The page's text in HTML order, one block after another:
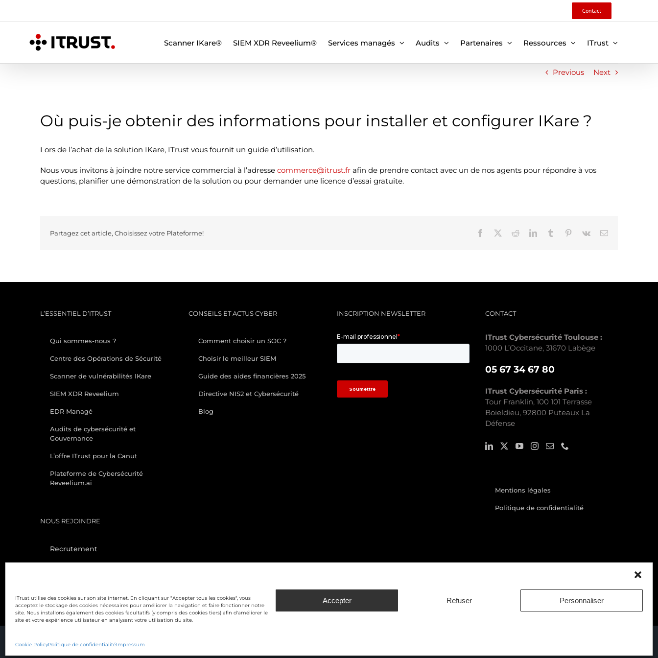
ITrust utilise des cookies sur son site internet. En cliquant sur "Accepter tous les cookies", vous
acceptez le stockage des cookies nécessaires pour améliorer la navigation et faire fonctionner notre
site. Nous installons également des cookies facultatifs (y compris des cookies tiers) afin d'améliorer le
site et votre expérience utilisateur en analysant votre utilisation du site.
Accepter Refuser Personnaliser
Cookie PolicyPolitique de confidentialitéImpressum
Contact
Scanner IKare® SIEM XDR Reveelium® Services managés Audits Partenaires Ressources ITrust
Previous Next
Où puis-je obtenir des informations pour installer et configurer IKare ?
Lors de l’achat de la solution IKare, ITrust vous fournit un guide d’utilisation.
Nous vous invitons à joindre notre service commercial à l’adresse commerce@itrust.fr afin de prendre contact avec un de nos agents pour répondre à vos
questions, planifier une démonstration de la solution ou pour demander une licence d’essai gratuite.
Partagez cet article, Choisissez votre Plateforme! Facebook RedditLinkedInTumblr Pinterest
Vk Email
L’ESSENTIEL D’ITRUST
Qui sommes-nous ?
Centre des Opérations de Sécurité
Scanner de vulnérabilités IKare
SIEM XDR Reveelium
EDR Managé
Audits de cybersécurité et
Gouvernance
L’offre ITrust pour la Canut
Plateforme de Cybersécurité
Reveelium.ai
NOUS REJOINDRE
Recrutement
souveraine – French XDR
CONSEILS ET ACTUS CYBER
Comment choisir un SOC ?
Choisir le meilleur SIEM
Guide des aides financières 2025
Directive NIS2 et Cybersécurité
Blog
INSCRIPTION NEWSLETTER CONTACT
ITrust Cybersécurité Toulouse :
1000 L’Occitane, 31670 Labège
05 67 34 67 80
ITrust Cybersécurité Paris :
Tour Franklin, 100 101 Terrasse
Boieldieu, 92800 Puteaux La
Défense
Mentions légales
Politique de confidentialité
Copyright | ITrust | Tous droits réservés.